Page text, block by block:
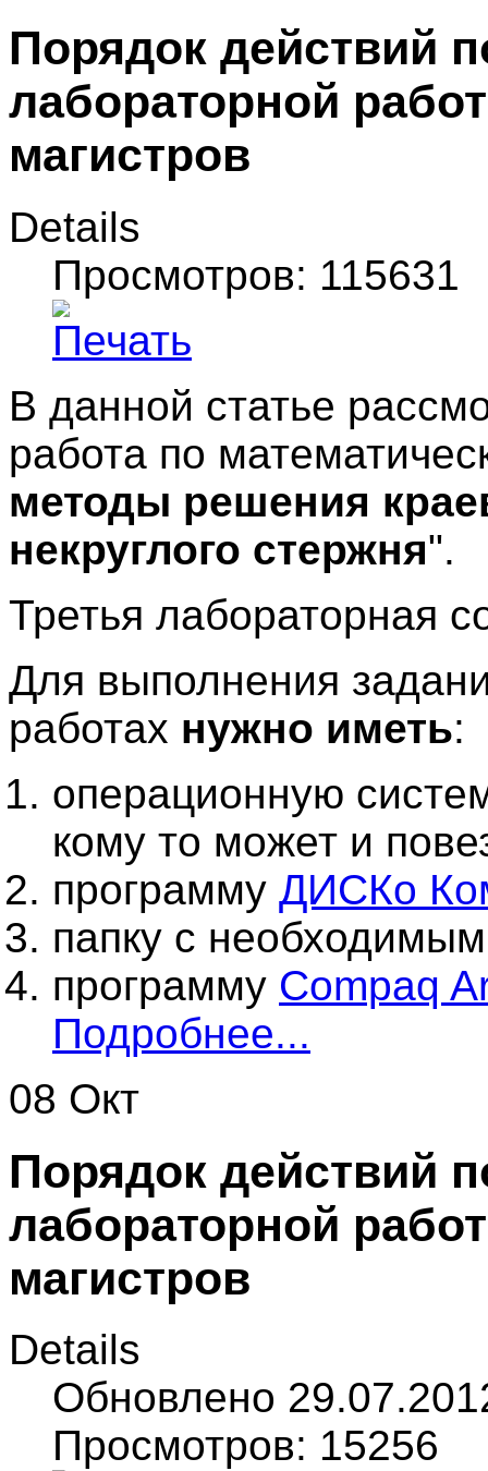
Порядок действий
лабораторной
магистров
Details
Просмотров: 115631
В данной статье
работа по
методы решения
некруглого стержня".
Третья лабораторная
Для выполнения
работах нужно иметь:
операционную
кому то может и
программу ДИСКо
папку с
программу Compaq
Подробнее...
08 Окт
Порядок действий
лабораторной
магистров
Details
Обновлено
Просмотров: 15256